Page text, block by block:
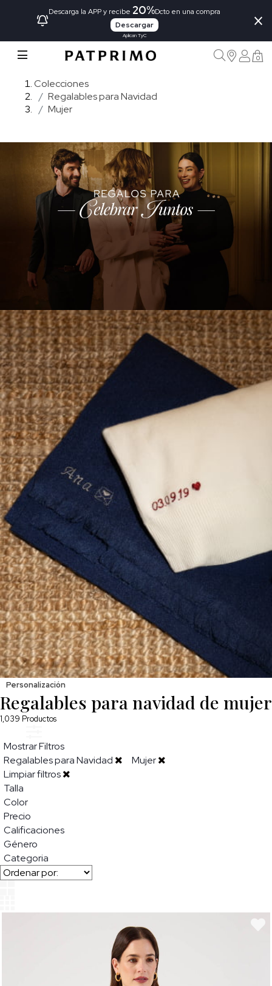
Descarga la APP y recibe 20%Dcto en una compra
Descargar
Aplican TyC
×
0
Colecciones
Regalables para Navidad
Mujer
Personalización
Regalables para navidad de mujer
1,039 Productos
Mostrar Filtros
Regalables para Navidad
Mujer
Limpiar filtros
Talla
Color
Precio
Calificaciones
Género
Categoria